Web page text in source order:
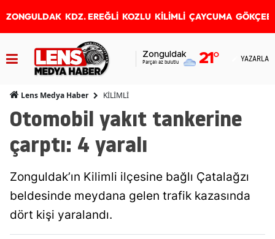
ZONGULDAK KDZ. EREĞLİ KOZLU KİLİMLİ ÇAYCUMA
Zonguldak
Parçalı az bulutlu 21° YAZARLAR
Lens Medya Haber KİLİMLİ
Otomobil yakıt tankerine
çarptı: 4 yaralı
Zonguldak’ın Kilimli ilçesine bağlı Çatalağzı
beldesinde meydana gelen trafik kazasında
dört kişi yaralandı.